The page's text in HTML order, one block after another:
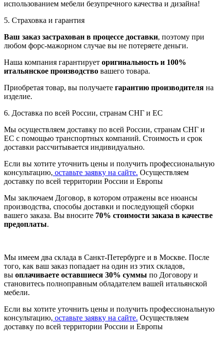
использованием мебели безупречного качества и дизайна!
5. Страховка и гарантия
Ваш заказ застрахован в процессе доставки, поэтому при
любом форс-мажорном случае вы не потеряете деньги.
Наша компания гарантирует оригинальность и 100%
итальянское производство вашего товара.
Приобретая товар, вы получаете гарантию производителя на
изделие.
6. Доставка по всей России, странам СНГ и ЕС
Мы осуществляем доставку по всей России, странам СНГ и
ЕС с помощью транспортных компаний. Стоимость и срок
доставки рассчитывается индивидуально.
Если вы хотите уточнить цены и получить профессиональную
консультацию, оставьте заявку на сайте. Осуществляем
доставку по всей территории России и Европы
Мы заключаем Договор, в котором отражены все нюансы
производства, способы доставки и последующей сборки
вашего заказа. Вы вносите 70% стоимости заказа в качестве
предоплаты.
Мы имеем два склада в Санкт-Петербурге и в Москве. После
того, как ваш заказ попадает на один из этих складов,
вы оплачиваете оставшиеся 30% суммы по Договору и
становитесь полноправным обладателем вашей итальянской
мебели.
Если вы хотите уточнить цены и получить профессиональную
консультацию, оставьте заявку на сайте. Осуществляем
доставку по всей территории России и Европы